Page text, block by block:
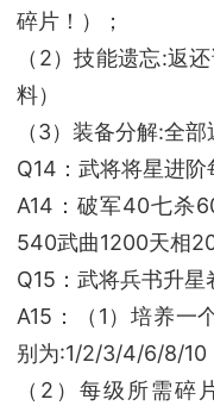
碎片！）；
（2）技能遗忘:返
料）
（3）装备分解:全
Q14：武将将星进阶
A14：破军40七杀
540武曲1200天相
Q15：武将兵书升星
A15：（1）培养一
别为:1/2/3/4/6/8/10
（2）每级所需碎